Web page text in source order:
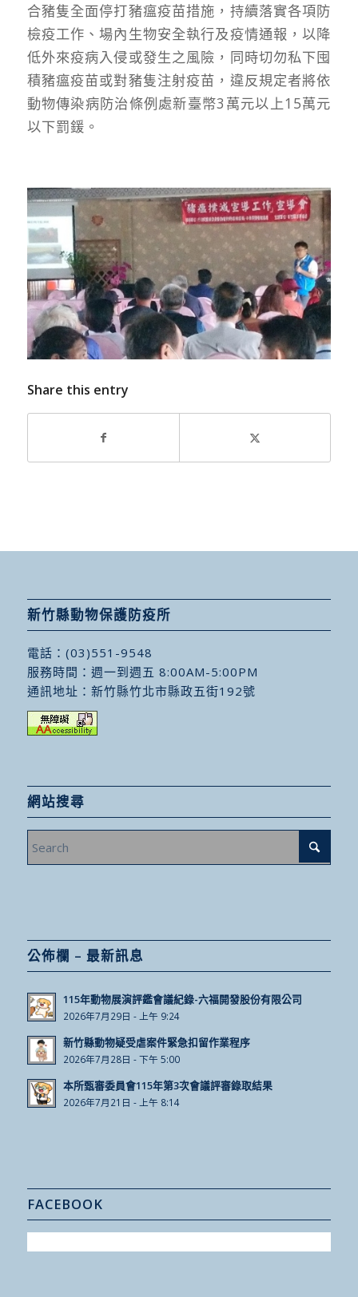
合豬隻全面停打豬瘟疫苗措施，持續落實各項防
檢疫工作、場內生物安全執行及疫情通報，以降
低外來疫病入侵或發生之風險，同時切勿私下囤
積豬瘟疫苗或對豬隻注射疫苗，違反規定者將依
動物傳染病防治條例處新臺幣3萬元以上15萬元
以下罰鍰。
Share this entry
新竹縣動物保護防疫所
電話： (03)551-9548
服務時間：週一到週五 8:00AM-5:00PM
通訊地址： 新竹縣竹北市縣政五街192號
網站搜尋
公佈欄 – 最新訊息
115年動物展演評鑑會議紀錄-六福開發股份有限公司
2026年7月29日 - 上午 9:24
新竹縣動物疑受虐案件緊急扣留作業程序
2026年7月28日 - 下午 5:00
本所甄審委員會115年第3次會議評審錄取結果
2026年7月21日 - 上午 8:14
FACEBOOK